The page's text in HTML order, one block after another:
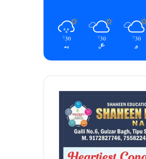
30
℃
پیر
30
℃
منگل
30
℃
بدھ